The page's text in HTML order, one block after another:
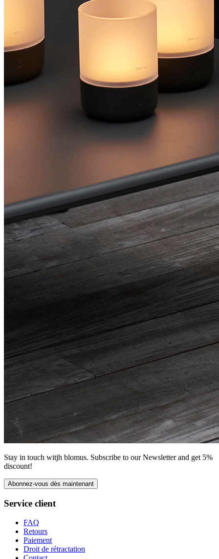
Stay in touch witjh blomus. Subscribe to our Newsletter and get 5%
discount!
Abonnez-vous dès maintenant
Service client
FAQ
Retours
Paiement
Droit de rétractation